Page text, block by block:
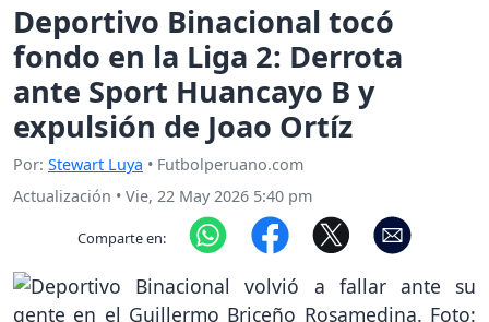
Deportivo Binacional tocó
fondo en la Liga 2: Derrota
ante Sport Huancayo B y
expulsión de Joao Ortíz
Por: Stewart Luya • Futbolperuano.com
Actualización • Vie, 22 May 2026 5:40 pm
Comparte en: